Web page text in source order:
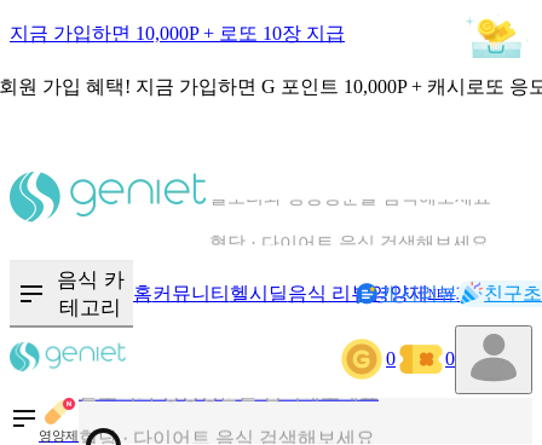
지금 가입하면 10,000P + 로또 10장 지급
원 가입 혜택! 지금 가입하면 G 포인트 10,000P + 캐시로또 응
음식 카
테고리
홈커뮤니티 헬시딜음식 리뷰영양제NEW기록
캐시리뷰 친구
0 0
영양제
칼로리와 영양성분을 검색해보세요